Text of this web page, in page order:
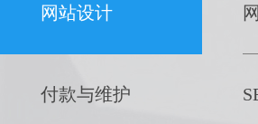
网站设计
付款与维护